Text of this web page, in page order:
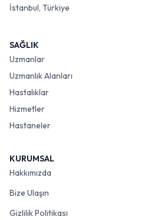
İstanbul, Türkiye
SAĞLIK
Uzmanlar
Uzmanlık Alanları
Hastalıklar
Hizmetler
Hastaneler
KURUMSAL
Hakkımızda
Bize Ulaşın
Gizlilik Politikası